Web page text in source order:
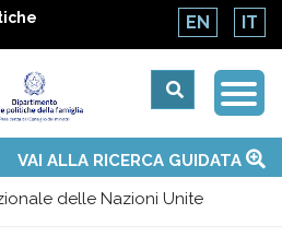
EN IT
VAI ALLA RICERCA GUIDATA
delle Nazioni Unite